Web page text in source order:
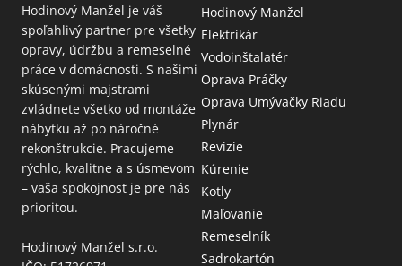
Hodinový Manžel je váš
spoľahlivý partner pre všetky
opravy, údržbu a remeselné
práce v domácnosti. S našimi
skúsenými majstrami
zvládnete všetko od montáže
nábytku až po náročné
rekonštrukcie. Pracujeme
rýchlo, kvalitne a s úsmevom
– vaša spokojnosť je pre nás
prioritou.
Hodinový Manžel s.r.o.
Hodinový Manžel
Elektrikár
Vodoinštalatér
Oprava Práčky
Oprava Umývačky Riadu
Plynár
Revizie
Kúrenie
Kotly
Maľovanie
Remeselník
Sadrokartón